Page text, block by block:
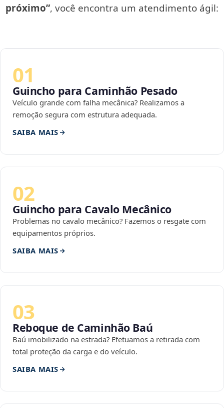
próximo”, você encontra um atendimento ágil:
01
Guincho para Caminhão Pesado
Veículo grande com falha mecânica? Realizamos a
remoção segura com estrutura adequada.
SAIBA MAIS
02
Guincho para Cavalo Mecânico
Problemas no cavalo mecânico? Fazemos o resgate com
equipamentos próprios.
SAIBA MAIS
03
Reboque de Caminhão Baú
Baú imobilizado na estrada? Efetuamos a retirada com
total proteção da carga e do veículo.
SAIBA MAIS